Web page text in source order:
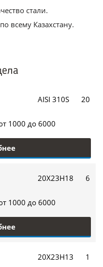
стали.
всему Казахстану.
AISI 310S 20
1000 до 6000
20Х23Н18 6
1000 до 6000
20Х23Н13 1